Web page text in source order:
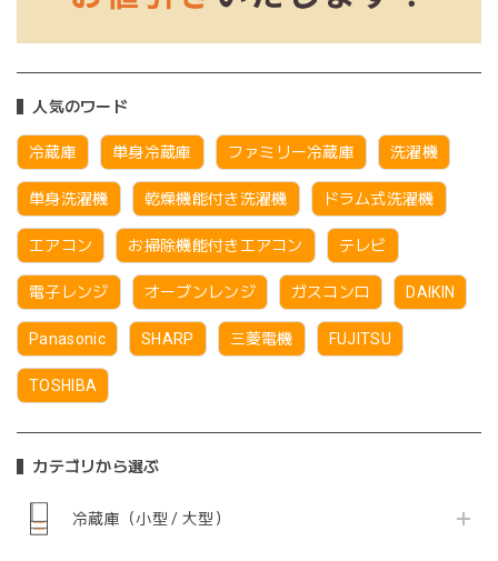
人気のワード
冷蔵庫 単身冷蔵庫 ファミリー冷蔵庫 洗濯機
単身洗濯機 乾燥機能付き洗濯機 ドラム式洗濯機
エアコン お掃除機能付きエアコン テレビ
電子レンジ オーブンレンジ ガスコンロ DAIKIN
Panasonic SHARP 三菱電機 FUJITSU
TOSHIBA
カテゴリから選ぶ
冷蔵庫（小型 / 大型）